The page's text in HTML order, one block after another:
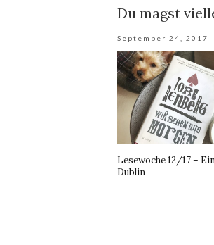
Du magst
September 24, 2017
Lesewoche 12/17 –
Dublin